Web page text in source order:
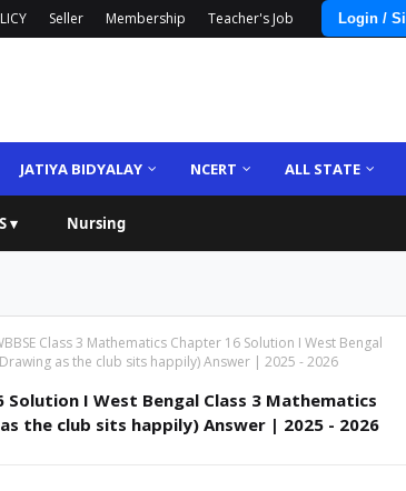
Seller Membership Teacher's Job Login /
JATIYA BIDYALAY NCERT ALL STATE
▾ Nursing
Class 3 Mathematics Chapter 16 Solution I West Bengal
(Drawing as the club sits happily) Answer | 2025 - 2026
Solution I West Bengal Class 3 Mathematics
as the club sits happily) Answer | 2025 - 2026